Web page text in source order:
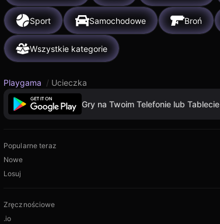
Sport Samochodowe Broń
Wszystkie kategorie
Playgama / Ucieczka
Gry na Twoim Telefonie lub Tablecie
Popularne teraz
Nowe
Losuj
Zręcznościowe
.io